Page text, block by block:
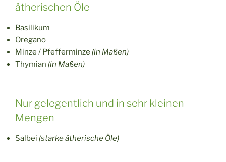
ätherischen Öle
Basilikum
Oregano
Minze / Pfefferminze (in Maßen)
Thymian (in Maßen)
Nur gelegentlich und in sehr kleinen
Mengen
Salbei (starke ätherische Öle)